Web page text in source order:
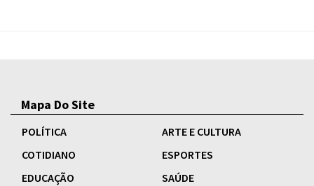
Mapa Do Site
POLÍTICA
ARTE E CULTURA
COTIDIANO
ESPORTES
EDUCAÇÃO
SAÚDE